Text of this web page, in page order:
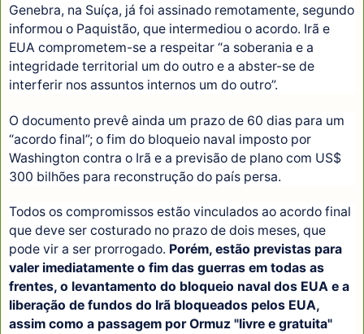
Genebra, na Suíça, já foi assinado remotamente, segundo
informou o Paquistão, que intermediou o acordo. Irã e
EUA comprometem-se a respeitar “a soberania e a
integridade territorial um do outro e a abster-se de
interferir nos assuntos internos um do outro”.
O documento prevê ainda um prazo de 60 dias para um
“acordo final”; o fim do bloqueio naval imposto por
Washington contra o Irã e a previsão de plano com US$
300 bilhões para reconstrução do país persa.
Todos os compromissos estão vinculados ao acordo final
que deve ser costurado no prazo de dois meses, que
pode vir a ser prorrogado. Porém, estão previstas para
valer imediatamente o fim das guerras em todas as
frentes, o levantamento do bloqueio naval dos EUA e a
liberação de fundos do Irã bloqueados pelos EUA,
assim como a passagem por Ormuz "livre e gratuita"